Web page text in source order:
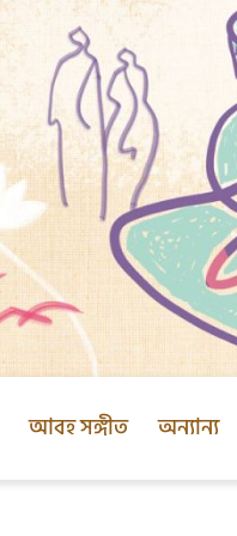
আবহ সঙ্গীত অন্যান্য